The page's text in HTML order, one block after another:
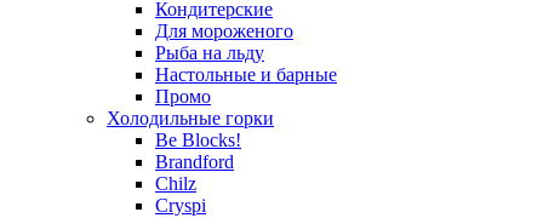
Кондитерские
Для мороженого
Рыба на льду
Настольные и барные
Промо
Холодильные горки
Be Blocks!
Brandford
Chilz
Cryspi